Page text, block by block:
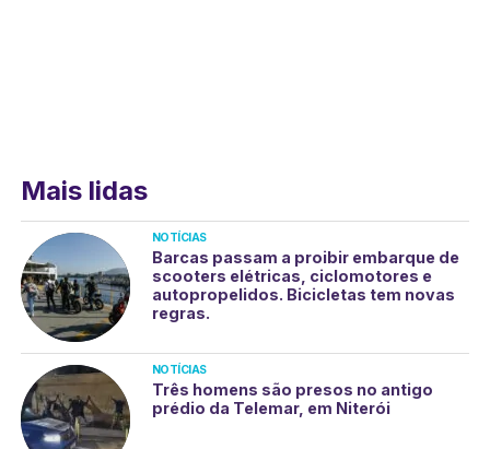
Mais lidas
NOTÍCIAS
Barcas passam a proibir embarque de
scooters elétricas, ciclomotores e
autopropelidos. Bicicletas tem novas
regras.
NOTÍCIAS
Três homens são presos no antigo
prédio da Telemar, em Niterói